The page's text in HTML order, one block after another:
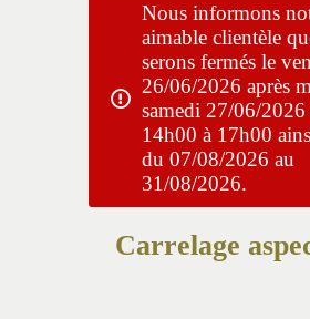
Nous informons
aimable clientèle
serons fermés le
26/06/2026 après
samedi 27/06/2026
14h00 à 17h00
du 07/08/2026 au
31/08/2026.
Carrelage